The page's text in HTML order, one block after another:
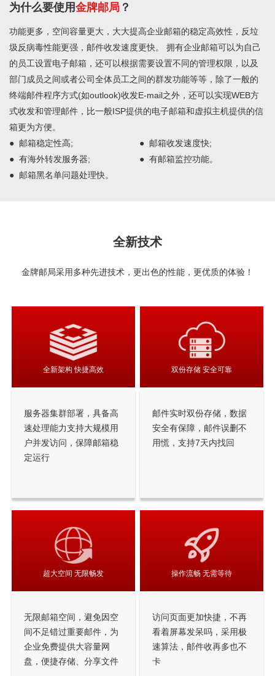
为什么要使用金牌邮局 ？
功能更多，空间容量更大，大大提高企业邮箱的稳定高效性，反垃
圾反病毒性能更强，邮件收发速度更快。 拥有企业邮箱可以为自己
的员工设置电子邮箱，还可以根据需要设置不同的管理权限，以及
部门成员之间或者公司全体员工之间的群发功能等等，除了一般的
终端邮件程序方式(如outlook)收发E-mail之外，还可以实现WEB方
式收发和管理邮件，比一般ISP提供的电子邮箱和虚拟主机提供的信
箱更为方便。
● 邮箱稳定性高; ● 邮箱收发速度快;
● 有海外转发服务器; ● 有邮箱监控功能。
● 邮箱黑名单问题处理快。
全新技术
金牌邮局采用多种先进技术，更出色的性能，更优质的体验！
全新架构 快捷高效
服务器集群部署，具备高
速处理能力支持大规模用
户并发访问，保障邮箱稳
定运行
双份存储 安全可靠
邮件实时双份存储，数据
安全有保障，邮件误删不
用慌，支持7天内找回
超大空间 无限畅发
无限邮箱空间，避免因空
间不足错过重要邮件，为
企业免费提供大容量网
盘，便捷存储、分享文件
操作流畅 无需等待
访问页面更加快捷，不再
看着屏幕发呆吗，采用极
速算法，邮件收再多也不
卡